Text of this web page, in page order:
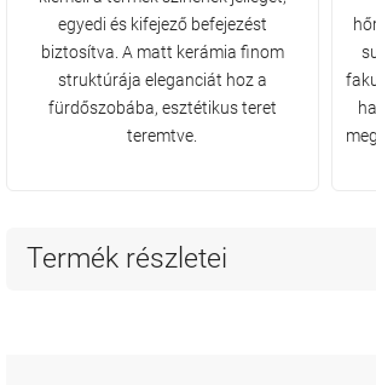
egyedi és kifejező befejezést
biztosítva. A matt kerámia finom
struktúrája eleganciát hoz a
fürdőszobába, esztétikus teret
teremtve.
Termék részletei